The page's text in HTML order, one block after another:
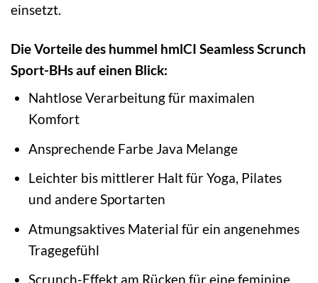
einsetzt.
Die Vorteile des hummel hmlCI Seamless Scrunch
Sport-BHs auf einen Blick:
Nahtlose Verarbeitung für maximalen
Komfort
Ansprechende Farbe Java Melange
Leichter bis mittlerer Halt für Yoga, Pilates
und andere Sportarten
Atmungsaktives Material für ein angenehmes
Tragegefühl
Scrunch-Effekt am Rücken für eine feminine